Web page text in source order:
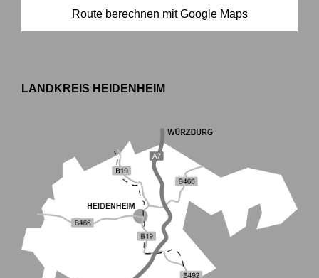
Route berechnen mit Google Maps
LANDKREIS HEIDENHEIM